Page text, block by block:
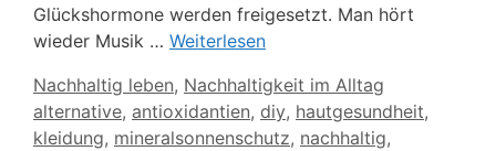
Glückshormone werden freigesetzt. Man hört
wieder Musik … Weiterlesen
Kategorien
Nachhaltig leben, Nachhaltigkeit im Alltag
Schlagwörter
alternative, antioxidantien, diy, hautgesundheit,
kleidung, mineralsonnenschutz, nachhaltig,